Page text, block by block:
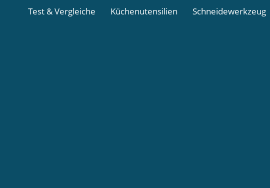
Test & Vergleiche Küchenutensilien Schneidewerkzeug